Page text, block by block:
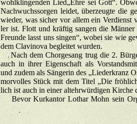
wohl­klin­gen­den Lied„Ehre sei Gott“.
Nach­wuchs­sor­gen lei­det, über­zeug­te die
wie­der, was si­cher vor allem ein
ler ist. Flott und kräf­tig san­gen die
Freun­de lasst uns sin­gen“, wobei sie wie
dem Cla­vi­no­va be­glei­tet wur­den.
Nach dem Chor­ge­sang trug die 2.
auch in ihrer Ei­gen­schaft als
und zudem als Sän­ge­rin des „Lie­der­kranz
mor­vol­les Stück mit dem Titel „Die
lich ist auch in einer alt­ehr­wür­di­gen Kir­che
Bevor Kur­kan­tor Lo­thar Mohn sein